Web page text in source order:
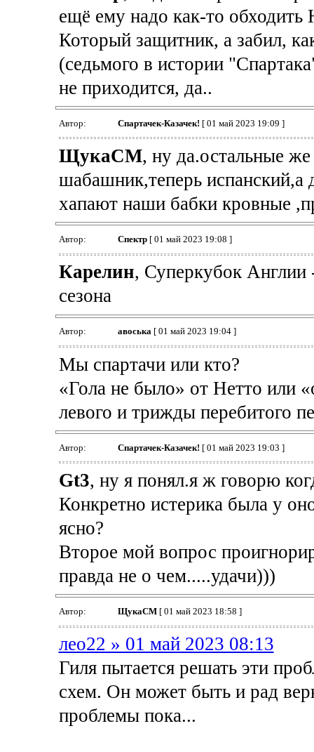
ещё ему надо как-то обходить
Который защитник, а забил,
(седьмого в истории
не приходится, да..
Автор: Спартачек-Казачек! [ 01 май 2023 19:09 ]
ЩукаСМ, ну да.остальные же
шабашник,теперь испанский,а
хапают наши бабки кровные
Автор: Спектр[ 01 май 2023 19:08 ]
Карелин, Суперкубок Англии
сезона
Автор: авоська[ 01 май 2023 19:04 ]
Мы спартачи или кто?
«Гола не было» от Нетто или
левого и трижды перебитого
Автор: Спартачек-Казачек! [ 01 май 2023 19:03 ]
Gt3, ну я понял.я ж говорю
Конкретно истерика была у
ясно?
Второе мой вопрос
правда не о чем.....удачи)))
Автор: ЩукаСМ[ 01 май 2023 18:58 ]
лео22 » 01 май 2023 08:13
Гиля пытается решать эти
схем. Он может быть и рад
проблемы пока...